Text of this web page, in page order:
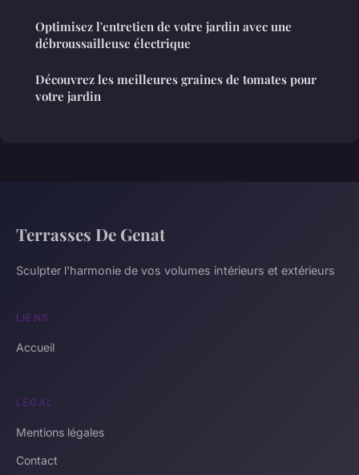
Optimisez l'entretien de votre jardin avec une
débroussailleuse électrique
Découvrez les meilleures graines de tomates pour
votre jardin
Terrasses De Genat
Sculpter l'harmonie de vos volumes intérieurs et extérieurs
LIENS
Accueil
LÉGAL
Mentions légales
Contact